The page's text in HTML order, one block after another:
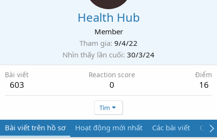
Health Hub
Member
Tham gia 9/4/22
Nhìn thấy lần cuối 30/3/24
Bài viết
603
Reaction score
0
Điểm
16
Tìm
Bài viết trên hồ sơ Hoạt động mới nhất Các bài viết Giới